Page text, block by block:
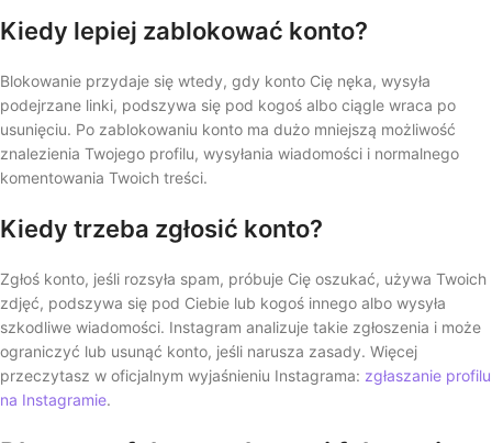
Kiedy lepiej zablokować konto?
Blokowanie przydaje się wtedy, gdy konto Cię nęka, wysyła
podejrzane linki, podszywa się pod kogoś albo ciągle wraca po
usunięciu. Po zablokowaniu konto ma dużo mniejszą możliwość
znalezienia Twojego profilu, wysyłania wiadomości i normalnego
komentowania Twoich treści.
Kiedy trzeba zgłosić konto?
Zgłoś konto, jeśli rozsyła spam, próbuje Cię oszukać, używa Twoich
zdjęć, podszywa się pod Ciebie lub kogoś innego albo wysyła
szkodliwe wiadomości. Instagram analizuje takie zgłoszenia i może
ograniczyć lub usunąć konto, jeśli narusza zasady. Więcej
przeczytasz w oficjalnym wyjaśnieniu Instagrama: zgłaszanie profilu
na Instagramie.